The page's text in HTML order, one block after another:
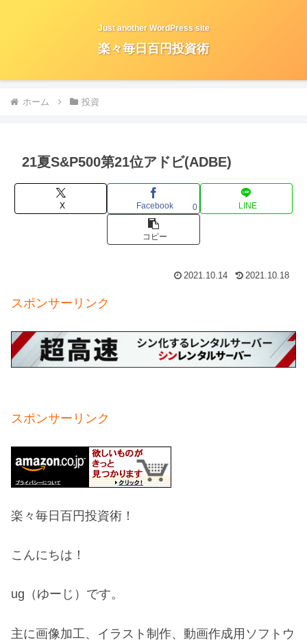
Just another WordPress site
楽々毎日百円投資術
ホーム 投資
21夏S&P500第21位アドビ(ADBE)
X Facebook 0 LINE
コピー
2021.10.14 2021.10.18
スポンサーリンク
スポンサーリンク
楽々毎日百円投資術！
こんにちは！
ug（ゆーじ）です。
主に画像加工、イラスト制作、動画作成用ソフトウ